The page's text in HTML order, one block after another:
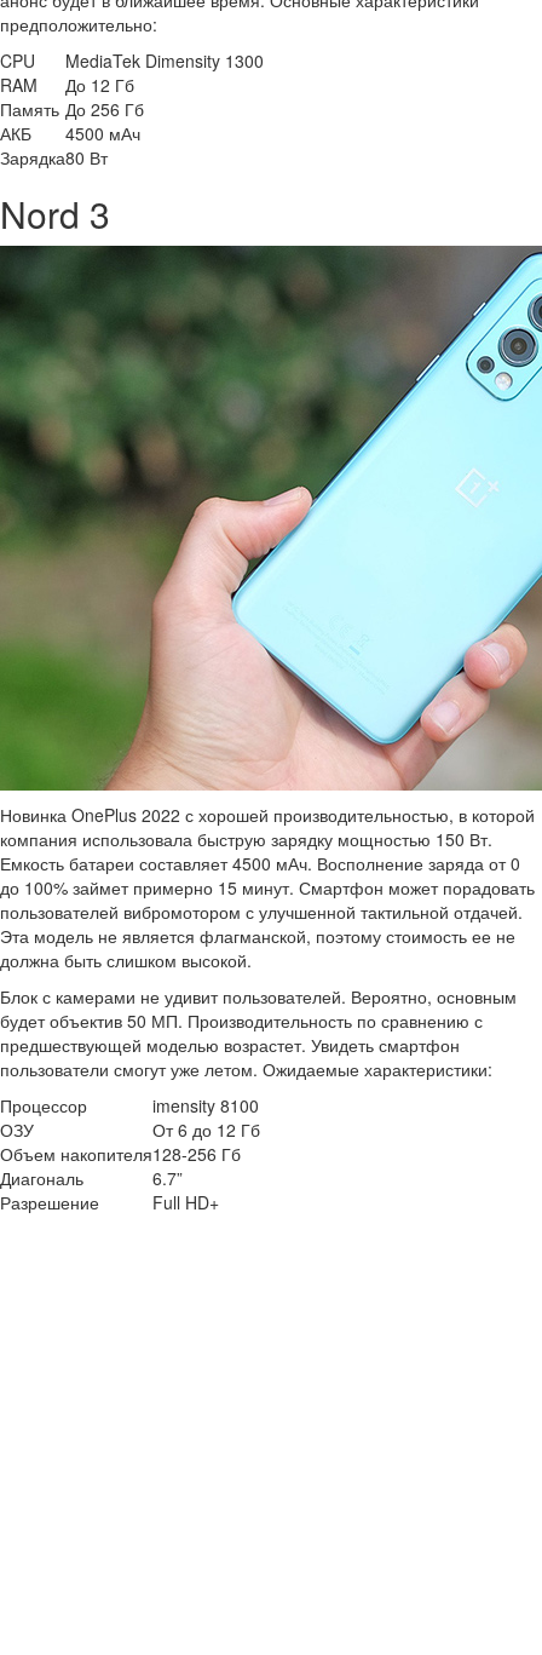
предположительно:
CPU
MediaTek Dimensity 1300
RAM
До 12 Гб
Память До 256 Гб
АКБ
4500 мАч
Зарядка80 Вт
Nord 3
Новинка OnePlus 2022 с хорошей производительностью, в которой
компания использовала быструю зарядку мощностью 150 Вт.
Емкость батареи составляет 4500 мАч. Восполнение заряда от 0
до 100% займет примерно 15 минут. Смартфон может порадовать
пользователей вибромотором с улучшенной тактильной отдачей.
Эта модель не является флагманской, поэтому стоимость ее не
должна быть слишком высокой.
Блок с камерами не удивит пользователей. Вероятно, основным
будет объектив 50 МП. Производительность по сравнению с
предшествующей моделью возрастет. Увидеть смартфон
пользователи смогут уже летом. Ожидаемые характеристики:
Процессор
imensity 8100
ОЗУ
От 6 до 12 Гб
Объем накопителя128-256 Гб
Диагональ
6.7”
Разрешение
Full HD+